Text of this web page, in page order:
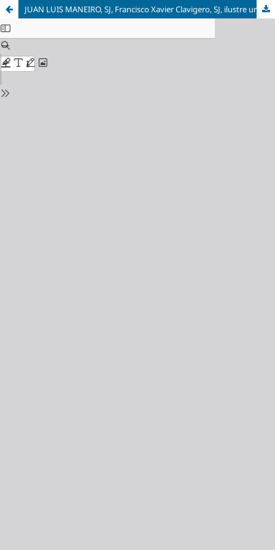
JUAN LUIS MANEIRO, SJ, Francisco Xavier Clavigero, SJ, ilustre universitario constructor de la patria mexicana. Traducción del latín, introducción y notas por J. Jesús Gómez Fregoso, SJ, Tlaquepaque, Instituto Tecnológico y de Estudios Superiores de Occid